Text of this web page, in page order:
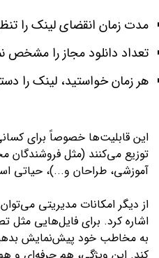
مدت زمان انقضای لینک را
تعداد دانلود مجاز را مشخص
هر زمان خواستید، لینک را
این قابلیت‌ها خصوصاً برای
توزیع می‌کنند (مثل فروشندگان
آموزشی، طراحان و...)، حیاتی
از دیگر امکانات مدیریتی
به مخاطب خود پیش‌نمایش